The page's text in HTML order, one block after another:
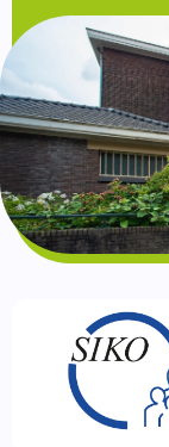
Schoolgids
Gezonde
BSO
Privacy